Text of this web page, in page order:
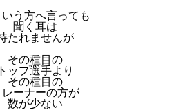
いう方へ言っても
聞く耳は
たれませんが
その種目の
トップ選手より
その種目の
レーナーの方が
数が少ない